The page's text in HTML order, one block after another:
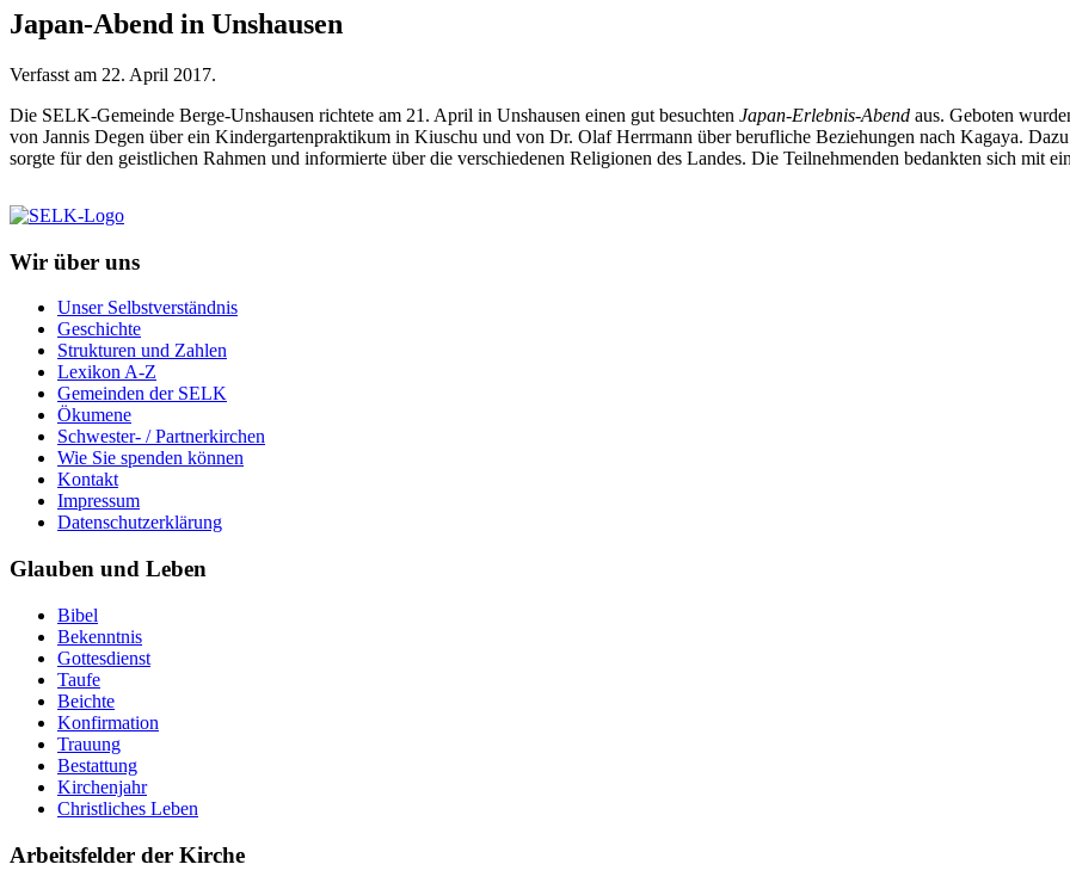
Japan-Abend in Unshausen
Verfasst am 22. April 2017.
Die SELK-Gemeinde Berge-Unshausen richtete am 21. April in Unshausen einen gut besuchten Japan-Erlebnis-Abend aus. Geboten
von Jannis Degen über ein Kindergartenpraktikum in Kiuschu und von Dr. Olaf Herrmann über berufliche Beziehungen nach Kagaya.
sorgte für den geistlichen Rahmen und informierte über die verschiedenen Religionen des Landes. Die Teilnehmenden bedankten sich mit
Wir über uns
Unser Selbstverständnis
Geschichte
Strukturen und Zahlen
Lexikon A-Z
Gemeinden der SELK
Ökumene
Schwester- / Partnerkirchen
Wie Sie spenden können
Kontakt
Impressum
Datenschutzerklärung
Glauben und Leben
Bibel
Bekenntnis
Gottesdienst
Taufe
Beichte
Konfirmation
Trauung
Bestattung
Kirchenjahr
Christliches Leben
Arbeitsfelder der Kirche